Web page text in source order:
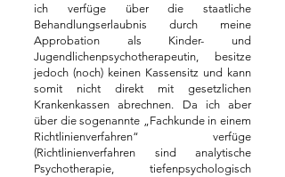
ich verfüge über die staatliche
Behandlungserlaubnis durch meine
Approbation als Kinder- und
Jugendlichenpsychotherapeutin, besitze
jedoch (noch) keinen Kassensitz und kann
somit nicht direkt mit gesetzlichen
Krankenkassen abrechnen. Da ich aber
über die sogenannte „Fachkunde in einem
Richtlinienverfahren“ verfüge
(Richtlinienverfahren sind analytische
Psychotherapie, tiefenpsychologisch